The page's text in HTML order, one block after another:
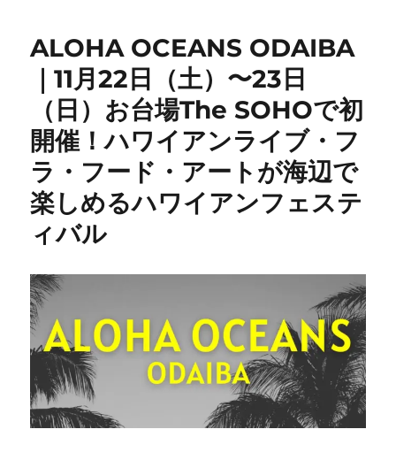
ALOHA OCEANS ODAIBA
｜11月22日（土）〜23日
（日）お台場The SOHOで初
開催！ハワイアンライブ・フ
ラ・フード・アートが海辺で
楽しめるハワイアンフェステ
ィバル